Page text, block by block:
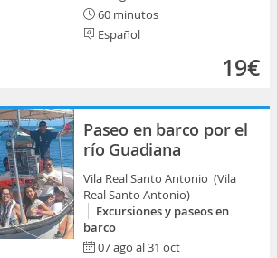
60 minutos
Español
19€
Paseo en barco por el
río Guadiana
Vila Real Santo Antonio (Vila
Real Santo Antonio)
Excursiones y paseos en
barco
07 ago al 31 oct